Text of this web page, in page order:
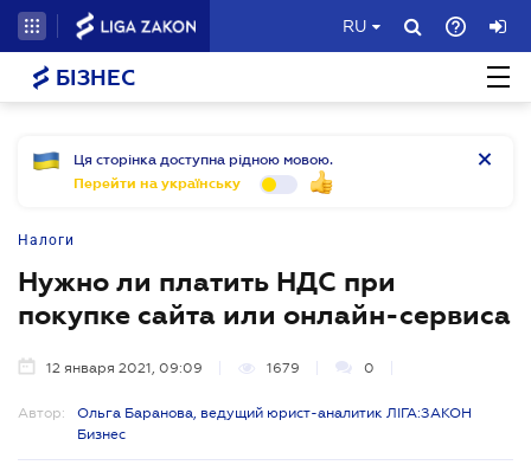
RU
БІЗНЕС
Ця сторінка доступна рідною мовою.
Перейти на українську
Налоги
Нужно ли платить НДС при
покупке сайта или онлайн-сервиса
12 января 2021, 09:09 1679 0
Автор:
Ольга Баранова, ведущий юрист-аналитик ЛІГА:ЗАКОН
Бизнес